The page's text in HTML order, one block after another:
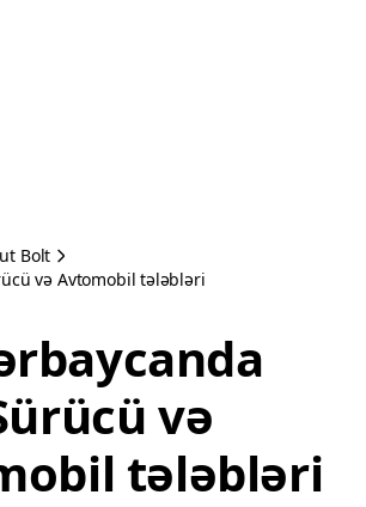
Bolt
və Avtomobil tələbləri
və
tələbləri